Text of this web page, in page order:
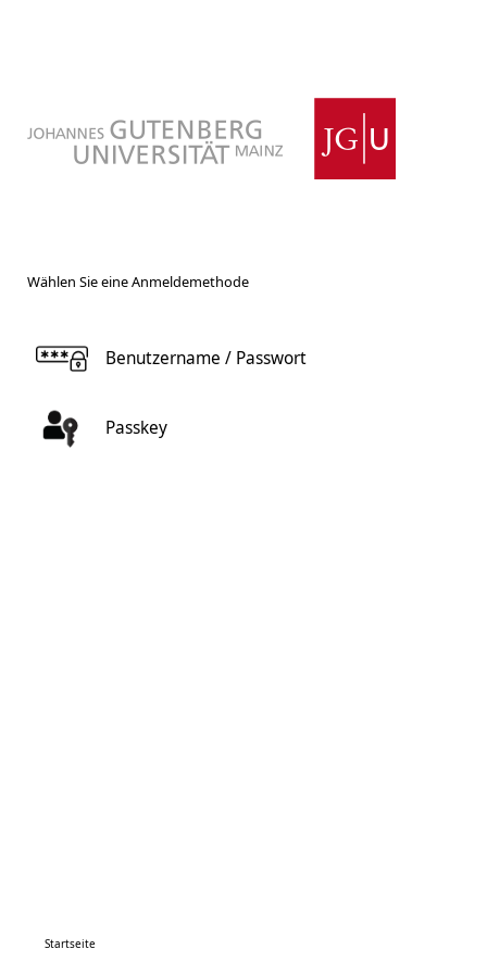
Wählen Sie eine Anmeldemethode
Benutzername / Passwort
Passkey
Startseite